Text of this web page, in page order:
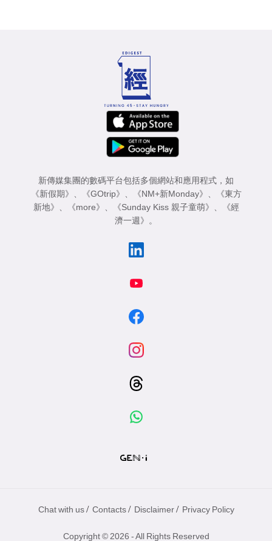
新傳媒集團的數碼平台包括多個網站和應用程式，如
《新假期》
《GOtrip》 《NM+新Monday》
《東方
新地》
《more》 《Sunday Kiss 親子童萌》
《經
濟一週》
。
Chat with us / Contacts / Disclaimer / Privacy Policy
Copyright © 2026 - All Rights Reserved